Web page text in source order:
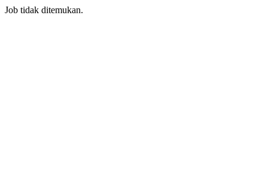
Job tidak ditemukan.